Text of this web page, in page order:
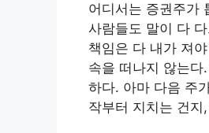
어디서는 증권주가
사람들도 말이 다
책임은 다 내가 져
속을 떠나지 않는
하다. 아마 다음 주
작부터 지치는 건